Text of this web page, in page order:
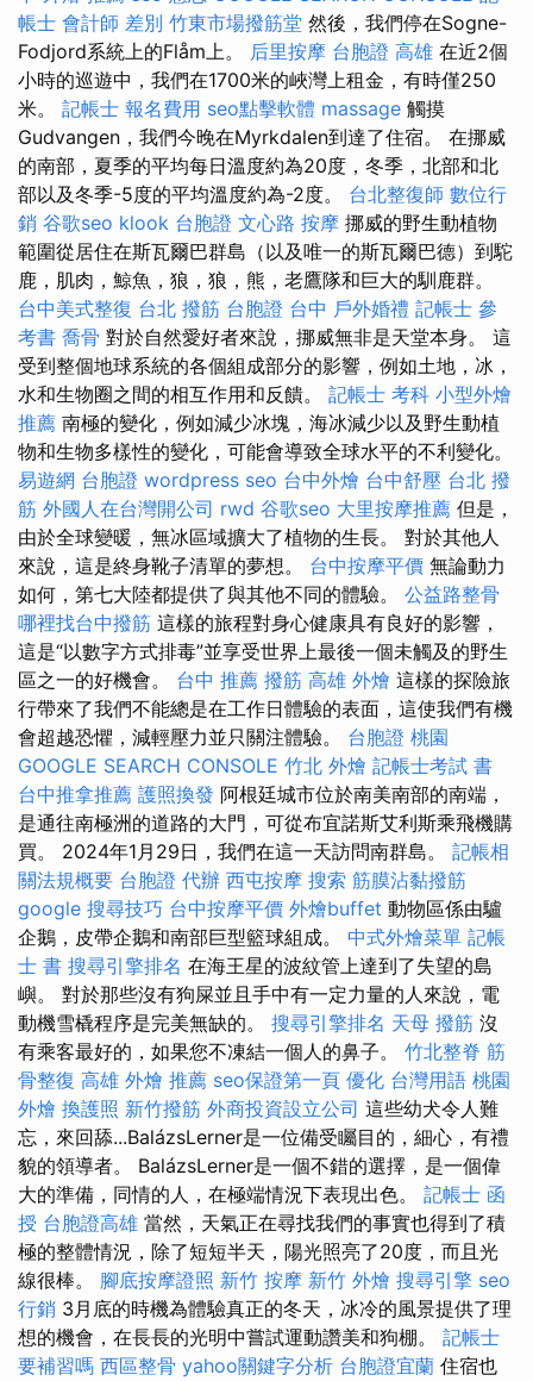
帳士 會計師 差別 竹東市場撥筋堂 然後，我們停在Sogne-
Fodjord系統上的Flåm上。 后里按摩 台胞證 高雄 在近2個
小時的巡遊中，我們在1700米的峽灣上租金，有時僅250
米。 記帳士 報名費用 seo點擊軟體 massage 觸摸
Gudvangen，我們今晚在Myrkdalen到達了住宿。 在挪威
的南部，夏季的平均每日溫度約為20度，冬季，北部和北
部以及冬季-5度的平均溫度約為-2度。 台北整復師 數位行
銷 谷歌seo klook 台胞證 文心路 按摩 挪威的野生動植物
範圍從居住在斯瓦爾巴群島（以及唯一的斯瓦爾巴德）到駝
鹿，肌肉，鯨魚，狼，狼，熊，老鷹隊和巨大的馴鹿群。
台中美式整復 台北 撥筋 台胞證 台中 戶外婚禮 記帳士 參
考書 喬骨 對於自然愛好者來說，挪威無非是天堂本身。 這
受到整個地球系統的各個組成部分的影響，例如土地，冰，
水和生物圈之間的相互作用和反饋。 記帳士 考科 小型外燴
推薦 南極的變化，例如減少冰塊，海冰減少以及野生動植
物和生物多樣性的變化，可能會導致全球水平的不利變化。
易遊網 台胞證 wordpress seo 台中外燴 台中舒壓 台北 撥
筋 外國人在台灣開公司 rwd 谷歌seo 大里按摩推薦 但是，
由於全球變暖，無冰區域擴大了植物的生長。 對於其他人
來說，這是終身靴子清單的夢想。 台中按摩平價 無論動力
如何，第七大陸都提供了與其他不同的體驗。 公益路整骨
哪裡找台中撥筋 這樣的旅程對身心健康具有良好的影響，
這是“以數字方式排毒”並享受世界上最後一個未觸及的野生
區之一的好機會。 台中 推薦 撥筋 高雄 外燴 這樣的探險旅
行帶來了我們不能總是在工作日體驗的表面，這使我們有機
會超越恐懼，減輕壓力並只關注體驗。 台胞證 桃園
GOOGLE SEARCH CONSOLE 竹北 外燴 記帳士考試 書
台中推拿推薦 護照換發 阿根廷城市位於南美南部的南端，
是通往南極洲的道路的大門，可從布宜諾斯艾利斯乘飛機購
買。 2024年1月29日，我們在這一天訪問南群島。 記帳相
關法規概要 台胞證 代辦 西屯按摩 搜索 筋膜沾黏撥筋
google 搜尋技巧 台中按摩平價 外燴buffet 動物區係由驢
企鵝，皮帶企鵝和南部巨型籃球組成。 中式外燴菜單 記帳
士 書 搜尋引擎排名 在海王星的波紋管上達到了失望的島
嶼。 對於那些沒有狗屎並且手中有一定力量的人來說，電
動機雪橇程序是完美無缺的。 搜尋引擎排名 天母 撥筋 沒
有乘客最好的，如果您不凍結一個人的鼻子。 竹北整脊 筋
骨整復 高雄 外燴 推薦 seo保證第一頁 優化 台灣用語 桃園
外燴 換護照 新竹撥筋 外商投資設立公司 這些幼犬令人難
忘，來回舔...BalázsLerner是一位備受矚目的，細心，有禮
貌的領導者。 BalázsLerner是一個不錯的選擇，是一個偉
大的準備，同情的人，在極端情況下表現出色。 記帳士 函
授 台胞證高雄 當然，天氣正在尋找我們的事實也得到了積
極的整體情況，除了短短半天，陽光照亮了20度，而且光
線很棒。 腳底按摩證照 新竹 按摩 新竹 外燴 搜尋引擎 seo
行銷 3月底的時機為體驗真正的冬天，冰冷的風景提供了理
想的機會，在長長的光明中嘗試運動讚美和狗棚。 記帳士
要補習嗎 西區整骨 yahoo關鍵字分析 台胞證宜蘭 住宿也